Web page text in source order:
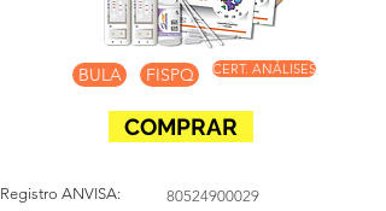
BULA FISPQ CERT. ANÁLISES
COMPRAR
Registro ANVISA: 80524900029